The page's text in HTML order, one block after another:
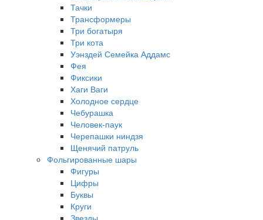
Тачки
Трансформеры
Три богатыря
Три кота
Уэнздей Семейка Аддамс
Фея
Фиксики
Хаги Ваги
Холодное сердце
Чебурашка
Человек-паук
Черепашки ниндзя
Щенячий патруль
Фольгированные шары
Фигуры
Цифры
Буквы
Круги
Звезды